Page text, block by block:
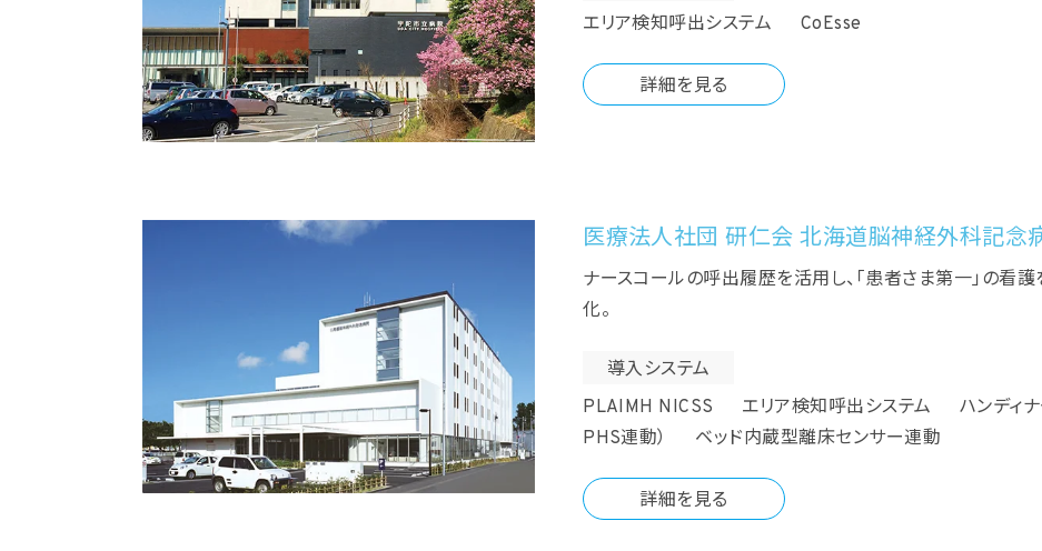
エリア検知呼出システム CoEsse
詳細を見る
医療法人社団 研仁会 北海道脳神経外科記念
ナースコールの呼出履歴を活用し、「患者さま第一」の看
化。
導入システム
PLAIMH NICSS エリア検知呼出システム ハンディナー
PHS連動） ベッド内蔵型離床センサー連動
詳細を見る